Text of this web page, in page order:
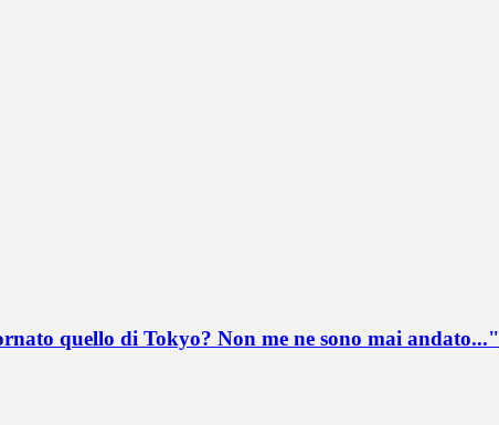
quello di Tokyo? Non me ne sono mai andato..."